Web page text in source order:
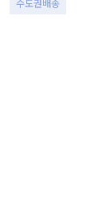
수도권배송